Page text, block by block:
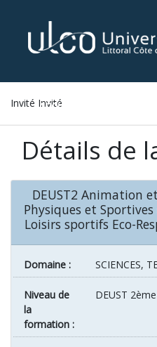
Invité Invité
ACCUEIL
Détails de
DEUST2 Animation
Physiques et
Loisirs sportifs Eco-
Domaine : SCIENCES,
Niveau de
la
formation :
DEUST